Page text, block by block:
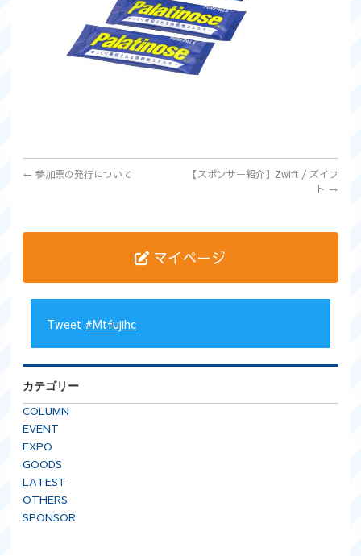
← 参加票の発行について
【スポンサー紹介】Zwift / ズイフ
ト →
マイページ
Tweet #Mtfujihc
カテゴリー
COLUMN
EVENT
EXPO
GOODS
LATEST
OTHERS
SPONSOR